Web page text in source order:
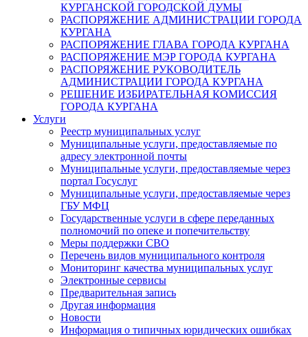
КУРГАНСКОЙ ГОРОДСКОЙ ДУМЫ
РАСПОРЯЖЕНИЕ АДМИНИСТРАЦИИ ГОРОДА
КУРГАНА
РАСПОРЯЖЕНИЕ ГЛАВА ГОРОДА КУРГАНА
РАСПОРЯЖЕНИЕ МЭР ГОРОДА КУРГАНА
РАСПОРЯЖЕНИЕ РУКОВОДИТЕЛЬ
АДМИНИСТРАЦИИ ГОРОДА КУРГАНА
РЕШЕНИЕ ИЗБИРАТЕЛЬНАЯ КОМИССИЯ
ГОРОДА КУРГАНА
Услуги
Реестр муниципальных услуг
Муниципальные услуги, предоставляемые по
адресу электронной почты
Муниципальные услуги, предоставляемые через
портал Госуслуг
Муниципальные услуги, предоставляемые через
ГБУ МФЦ
Государственные услуги в сфере переданных
полномочий по опеке и попечительству
Меры поддержки СВО
Перечень видов муниципального контроля
Мониторинг качества муниципальных услуг
Электронные сервисы
Предварительная запись
Другая информация
Новости
Информация о типичных юридических ошибках